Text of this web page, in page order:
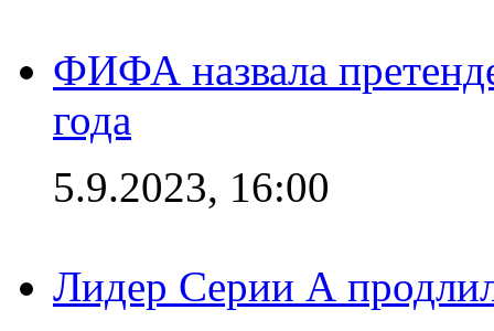
ФИФА назвала
года
5.9.2023, 16:00
Лидер Серии А